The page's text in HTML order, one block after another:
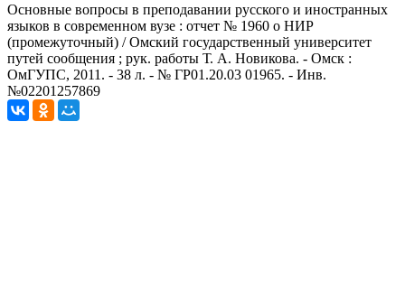
Основные вопросы в преподавании русского и иностранных
языков в современном вузе : отчет № 1960 о НИР
(промежуточный) / Омский государственный университет
путей сообщения ; рук. работы Т. А. Новикова. - Омск :
ОмГУПС, 2011. - 38 л. - № ГР01.20.03 01965. - Инв.
№02201257869